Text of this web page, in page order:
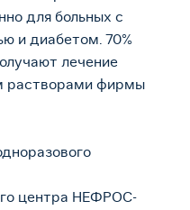
для больных с
и диабетом. 70%
лечение
растворами фирмы
центра НЕФРОС-